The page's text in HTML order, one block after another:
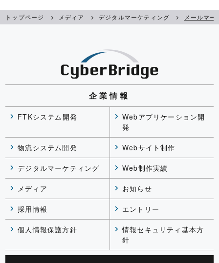
トップページ メディア デジタルマーケティング メールマ
企業情報
FTKシステム開発
Webアプリケーション開
発
物流システム開発 Webサイト制作
デジタルマーケティング Web制作実績
メディア お知らせ
採用情報 エントリー
個人情報保護方針
情報セキュリティ基本方
針